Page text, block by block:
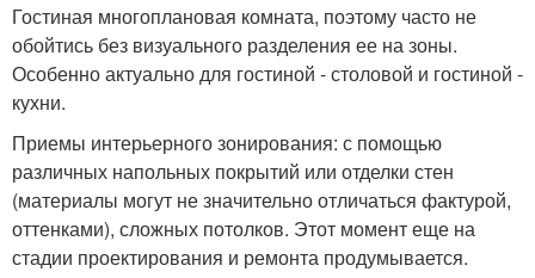
Гостиная многоплановая комната, поэтому часто не
обойтись без визуального разделения ее на зоны.
Особенно актуально для гостиной - столовой и гостиной -
кухни.
Приемы интерьерного зонирования: с помощью
различных напольных покрытий или отделки стен
(материалы могут не значительно отличаться фактурой,
оттенками), сложных потолков. Этот момент еще на
стадии проектирования и ремонта продумывается.